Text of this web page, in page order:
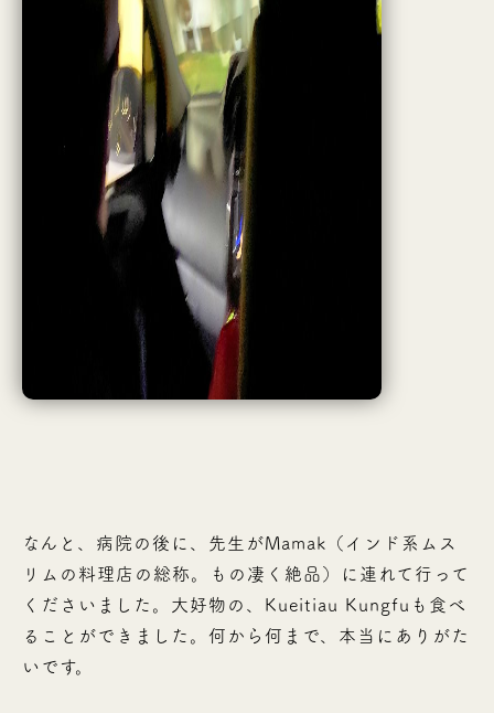
なんと、病院の後に、先生がMamak（インド系ムス
リムの料理店の総称。もの凄く絶品）に連れて行って
くださいました。大好物の、Kueitiau Kungfuも食べ
ることができました。何から何まで、本当にありがた
いです。